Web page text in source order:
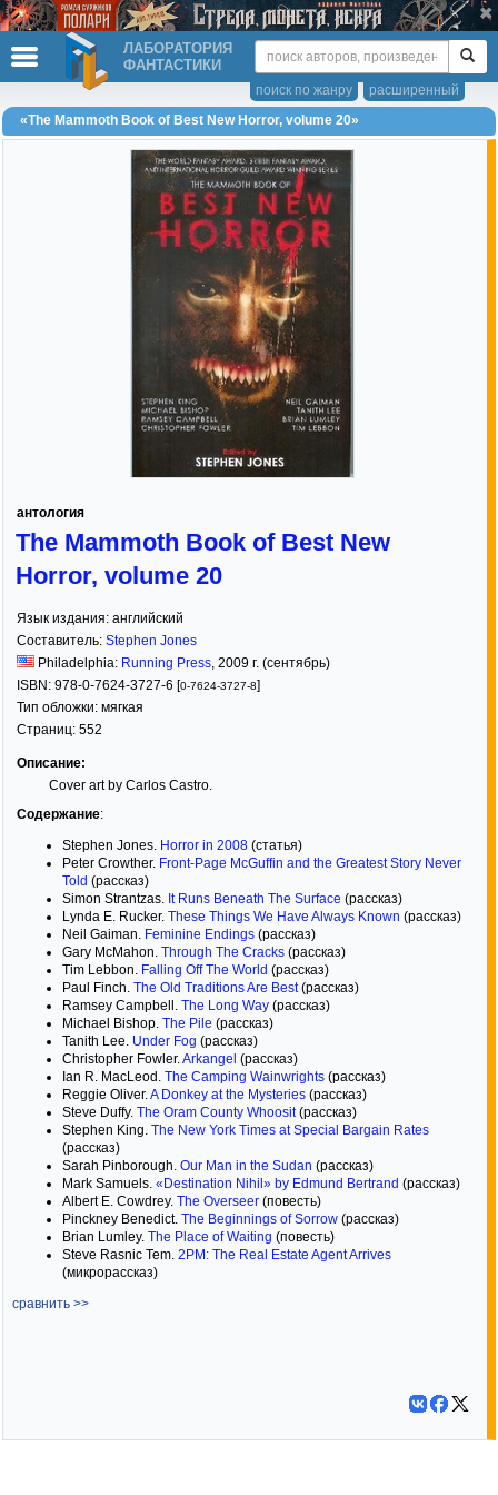
ЛАБОРАТОРИЯ
ФАНТАСТИКИ
расширенный
поиск по жанру
«The Mammoth Book of Best New Horror, volume 20»
антология
The Mammoth Book of Best New
Horror, volume 20
Язык издания: английский
Составитель: Stephen Jones
Philadelphia: Running Press, 2009 г. (сентябрь)
ISBN: 978-0-7624-3727-6 [0-7624-3727-8]
Тип обложки: мягкая
Страниц: 552
Описание:
Cover art by Carlos Castro.
Содержание:
Stephen Jones. Horror in 2008 (статья)
Peter Crowther. Front-Page McGuffin and the Greatest Story Never
Told (рассказ)
Simon Strantzas. It Runs Beneath The Surface (рассказ)
Lynda E. Rucker. These Things We Have Always Known (рассказ)
Neil Gaiman. Feminine Endings (рассказ)
Gary McMahon. Through The Cracks (рассказ)
Tim Lebbon. Falling Off The World (рассказ)
Paul Finch. The Old Traditions Are Best(рассказ)
Ramsey Campbell. The Long Way (рассказ)
Michael Bishop. The Pile (рассказ)
Tanith Lee. Under Fog (рассказ)
Christopher Fowler.Arkangel (рассказ)
Ian R. MacLeod. The Camping Wainwrights (рассказ)
Reggie Oliver.A Donkey at the Mysteries (рассказ)
Steve Duffy. The Oram County Whoosit(рассказ)
Stephen King. The New York Times at Special Bargain Rates
(рассказ)
Sarah Pinborough. Our Man in the Sudan (рассказ)
Mark Samuels. «Destination Nihil» by Edmund Bertrand (рассказ)
Albert E. Cowdrey. The Overseer (повесть)
Pinckney Benedict. The Beginnings of Sorrow (рассказ)
Brian Lumley. The Place of Waiting (повесть)
Steve Rasnic Tem. 2PM: The Real Estate Agent Arrives
(микрорассказ)
сравнить >>